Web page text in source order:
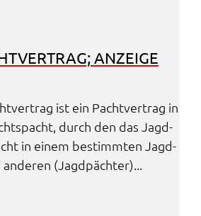
ANZEI­GE
ist ein Pacht­ver­trag in
durch den das Jagd­
in einem bestimm­ten Jagd­
(Jagd­päch­ter)...